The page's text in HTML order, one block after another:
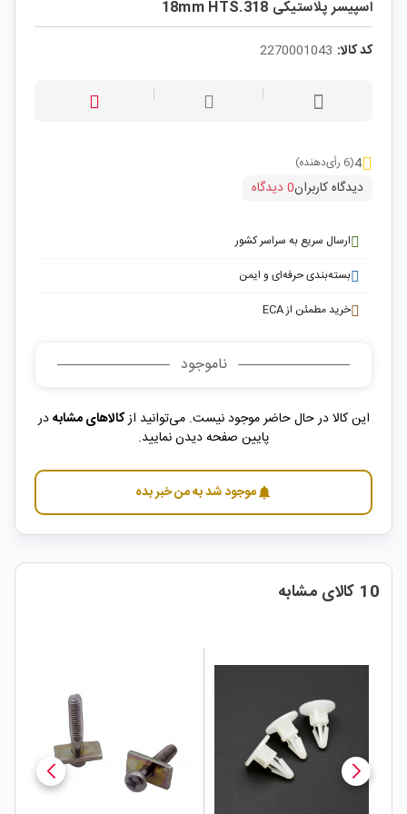
اسپیسر پلاستیکی 18mm HTS.318
کد کالا: 2270001043
4(6 رأی‌دهنده)
دیدگاه کاربران0 دیدگاه
ارسال سریع به سراسر کشور
بسته‌بندی حرفه‌ای و ایمن
خرید مطمئن از ECA
ناموجود
این کالا در حال حاضر موجود نیست. می‌توانید ازکالاهای مشابهدر
پایین صفحه دیدن نمایید.
notificationsموجود شد به من خبر بده
10 کالای مشابه